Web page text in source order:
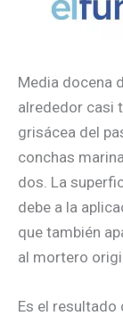
Media docena
alrededor casi
grisácea del
conchas
dos. La
debe a la
que también
al mortero
Es el resultado